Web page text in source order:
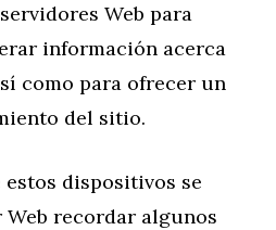
Web para
información acerca
como para ofrecer un
del sitio.
dispositivos se
recordar algunos